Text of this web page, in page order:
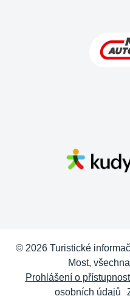
© 2026 Turistické
Most,
Prohlášení o
osobních údajů